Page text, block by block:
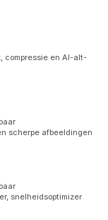
compressie en AI-alt-
scherpe afbeeldingen
snelheidsoptimizer